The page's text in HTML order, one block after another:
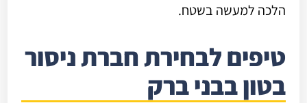
הלכה למעשה בשטח.
טיפים לבחירת חברת ניסור
בטון בבני ברק